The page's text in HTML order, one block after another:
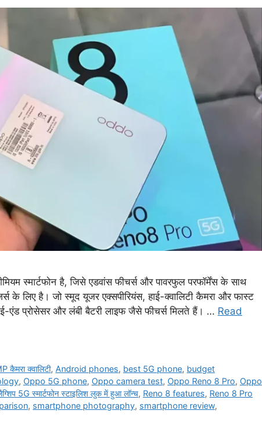
स्मार्टफोन है, जिसे एडवांस फीचर्स और पावरफुल परफॉर्मेंस के साथ
के लिए है। जो स्मूद यूजर एक्सपीरियंस, हाई-क्वालिटी कैमरा और फास्ट
एंड प्रोसेसर और लंबी बैटरी लाइफ जैसे फीचर्स मिलते हैं। … Read
कैमरा क्वालिटी, Android phones, best 5G phone, budget
, Oppo 5G phone, Oppo camera test, Oppo Reno 8 Pro, Oppo
5G स्मार्टफोन स्टाइलिश लुक में हुआ लॉन्च, Reno 8 features, Reno 8 Pro
, smartphone photography, smartphone review,